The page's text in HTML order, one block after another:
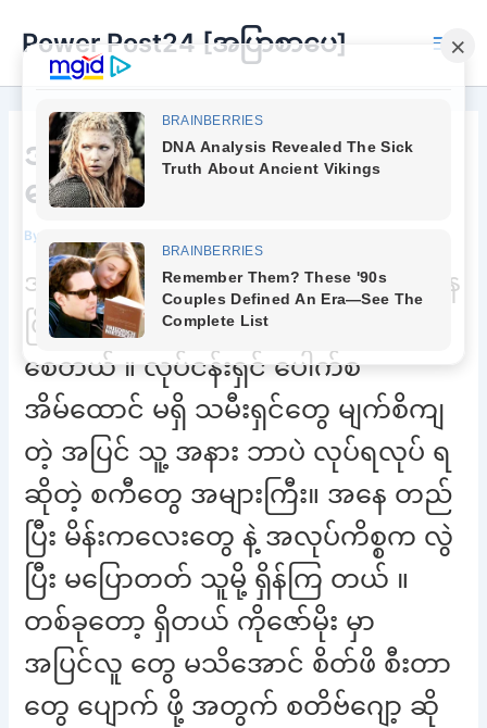
content
Power Post24 [အပြာစာပေ]
Main
ဒါလေးတော့ ချမ်းသာပေးပါ
မောင်
By
အသား ညိုညို မျက်နှာကအမြဲ ပြုံးချိုနေ
ပြီး သဘော ကောင်းမှန်း မြင်ရုံနဲ့ သိသာ
စေတယ် ။ လုပ်ငန်းရှင် ပေါက်စ
အိမ်ထောင် မရှိ သမီးရှင်တွေ မျက်စိကျ
တဲ့ အပြင် သူ့ အနား ဘာပဲ လုပ်ရလုပ် ရ
ဆိုတဲ့ စကီတွေ အများကြီး။ အနေ တည်
ပြီး မိန်းကလေးတွေ နဲ့ အလုပ်ကိစ္စက လွဲ
ပြီး မပြောတတ် သူမို့ ရှိန်ကြ တယ် ။
တစ်ခုတော့ ရှိတယ် ကိုဇော်မိုး မှာ
အပြင်လူ တွေ မသိအောင် စိတ်ဖိ စီးတာ
တွေ ပျောက် ဖို့ အတွက် စတိဗ်ဂျော့ ဆို